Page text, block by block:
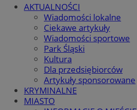
AKTUALNOŚCI
Wiadomości lokalne
Ciekawe artykuły
Wiadomości sportowe
Park Śląski
Kultura
Dla przedsiębiorców
Artykuły sponsorowane
KRYMINALNE
MIASTO